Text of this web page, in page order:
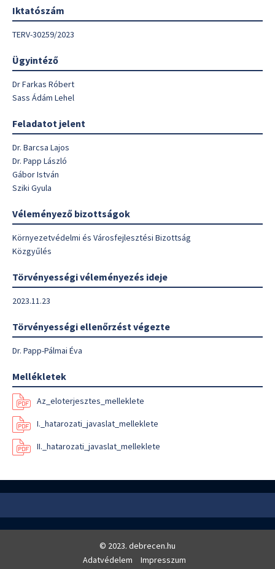
Iktatószám
TERV-30259/2023
Ügyintéző
Dr Farkas Róbert
Sass Ádám Lehel
Feladatot jelent
Dr. Barcsa Lajos
Dr. Papp László
Gábor István
Sziki Gyula
Véleményező bizottságok
Környezetvédelmi és Városfejlesztési Bizottság
Közgyűlés
Törvényességi véleményezés ideje
2023.11.23
Törvényességi ellenőrzést végezte
Dr. Papp-Pálmai Éva
Mellékletek
Az_eloterjesztes_melleklete
I._hatarozati_javaslat_melleklete
II._hatarozati_javaslat_melleklete
© 2023. debrecen.hu
Adatvédelem
Impresszum